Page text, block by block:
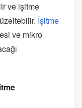
ve işitme
İşitme
ve mikro